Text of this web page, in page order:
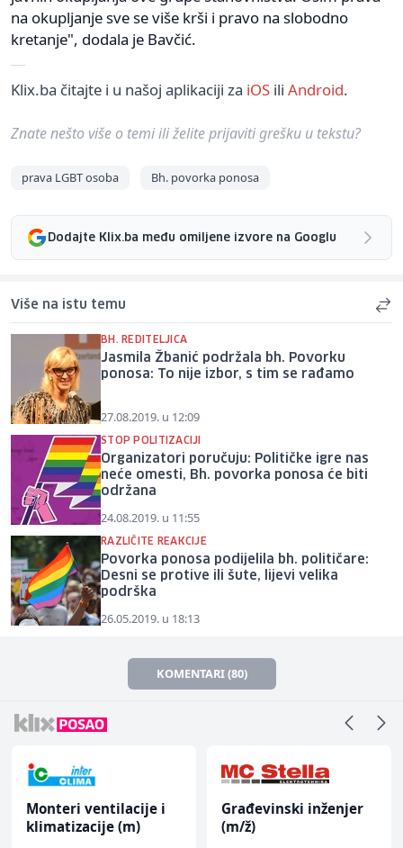
na okupljanje sve se više krši i pravo na slobodno
kretanje", dodala je Bavčić.
Klix.ba čitajte i u našoj aplikaciji za iOS ili Android.
Znate nešto više o temi ili želite prijaviti grešku u tekstu?
prava LGBT osoba Bh. povorka ponosa
Dodajte Klix.ba među omiljene izvore na Googlu
Više na istu temu
BH. REDITELJICA
Jasmila Žbanić podržala bh. Povorku
ponosa: To nije izbor, s tim se rađamo
27.08.2019. u 12:09
STOP POLITIZACIJI
Organizatori poručuju: Političke igre nas
neće omesti, Bh. povorka ponosa će biti
održana
24.08.2019. u 11:55
RAZLIČITE REAKCIJE
Povorka ponosa podijelila bh. političare:
Desni se protive ili šute, lijevi velika
podrška
26.05.2019. u 18:13
KOMENTARI (80)
Monteri ventilacije i
klimatizacije (m)
Građevinski inženjer
(m/ž)